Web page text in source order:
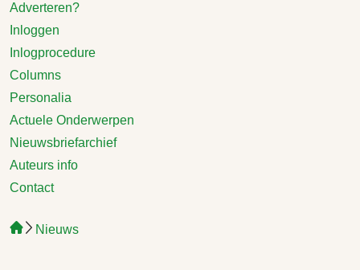
Adverteren?
Inloggen
Inlogprocedure
Columns
Personalia
Actuele Onderwerpen
Nieuwsbriefarchief
Auteurs info
Contact
Nieuws